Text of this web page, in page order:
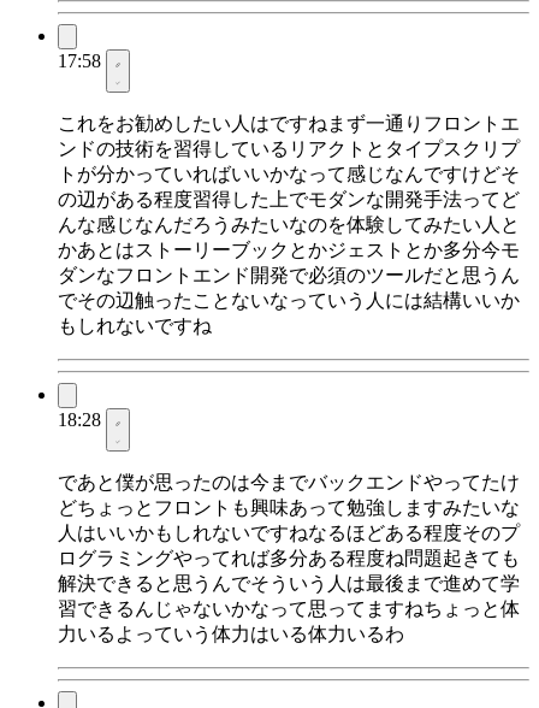
17:58
これをお勧めしたい人はですねまず一通りフロントエ
ンドの技術を習得しているリアクトとタイプスクリプ
トが分かっていればいいかなって感じなんですけどそ
の辺がある程度習得した上でモダンな開発手法ってど
んな感じなんだろうみたいなのを体験してみたい人と
かあとはストーリーブックとかジェストとか多分今モ
ダンなフロントエンド開発で必須のツールだと思うん
でその辺触ったことないなっていう人には結構いいか
もしれないですね
18:28
であと僕が思ったのは今までバックエンドやってたけ
どちょっとフロントも興味あって勉強しますみたいな
人はいいかもしれないですねなるほどある程度そのプ
ログラミングやってれば多分ある程度ね問題起きても
解決できると思うんでそういう人は最後まで進めて学
習できるんじゃないかなって思ってますねちょっと体
力いるよっていう体力はいる体力いるわ